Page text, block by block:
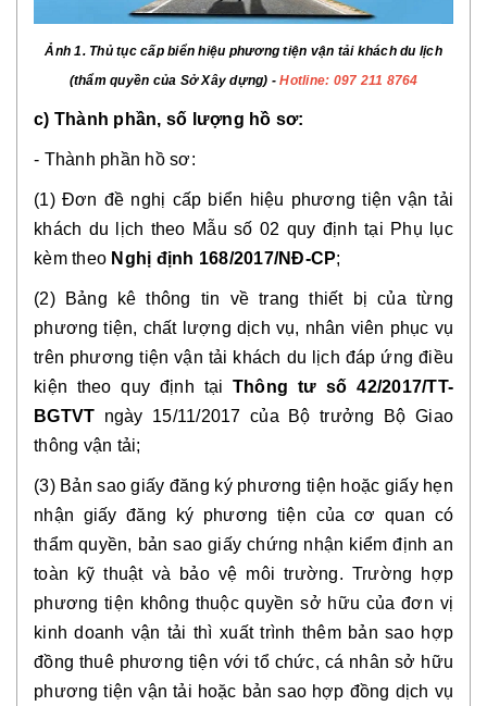
Ảnh 1. Thủ tục cấp biển hiệu phương tiện vận tải khách du lịch
(thẩm quyền của Sở Xây dựng) -Hotline: 097 211 8764
c) Thành phần, số lượng hồ sơ:
- Thành phần hồ sơ:
(1) Đơn đề nghị cấp biển hiệu phương tiện vận tải
khách du lịch theo Mẫu số 02 quy định tại Phụ lục
kèm theo Nghị định 168/2017/NĐ-CP;
(2) Bảng kê thông tin về trang thiết bị của từng
phương tiện, chất lượng dịch vụ, nhân viên phục vụ
trên phương tiện vận tải khách du lịch đáp ứng điều
kiện theo quy định tại Thông tư số 42/2017/TT-
BGTVT ngày 15/11/2017 của Bộ trưởng Bộ Giao
thông vận tải;
(3) Bản sao giấy đăng ký phương tiện hoặc giấy hẹn
nhận giấy đăng ký phương tiện của cơ quan có
thẩm quyền, bản sao giấy chứng nhận kiểm định an
toàn kỹ thuật và bảo vệ môi trường. Trường hợp
phương tiện không thuộc quyền sở hữu của đơn vị
kinh doanh vận tải thì xuất trình thêm bản sao hợp
đồng thuê phương tiện với tổ chức, cá nhân sở hữu
phương tiện vận tải hoặc bản sao hợp đồng dịch vụ